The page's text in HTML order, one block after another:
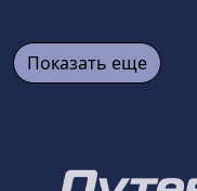
Показать еще